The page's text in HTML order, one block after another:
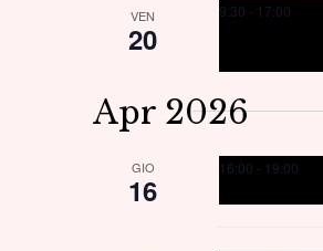
VEN
20
9:30 - 17:00
Apr 2026
GIO
16
16:00 - 19:00